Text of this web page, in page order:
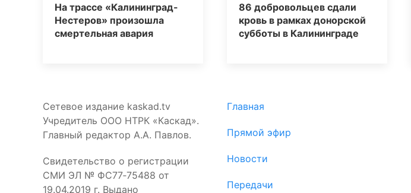
На трассе «Калининград-
Нестеров» произошла
смертельная авария
86 добровольцев сдали
кровь в рамках донорской
субботы в Калининграде
Сетевое издание kaskad.tv
Учредитель ООО НТРК «Каскад».
Главный редактор А.А. Павлов.
Свидетельство о регистрации
СМИ ЭЛ № ФС77‑75488 от
19.04.2019 г. Выдано
Главная
Прямой эфир
Новости
Передачи